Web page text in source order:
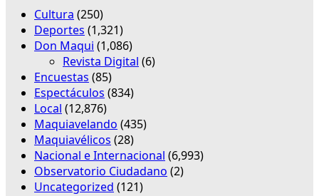
Cultura (250)
Deportes (1,321)
Don Maqui (1,086)
Revista Digital (6)
Encuestas (85)
Espectáculos (834)
Local (12,876)
Maquiavelando (435)
Maquiavélicos (28)
Nacional e Internacional (6,993)
Observatorio Ciudadano (2)
Uncategorized (121)